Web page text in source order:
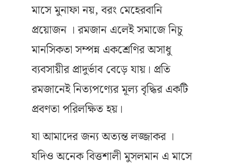
মাসে মুনাফা নয়, বরং মেহেরবানি
প্রয়োজন । রমজান এলেই সমাজে নিচু
মানসিকতা সম্পন্ন একশ্রেণির অসাধু
ব্যবসায়ীর প্রাদুর্ভাব বেড়ে যায়। প্রতি
রমজানেই নিত্যপণ্যের মূল্য বৃদ্ধির একটি
প্রবণতা পরিলক্ষিত হয়।
যা আমাদের জন্য অত্যন্ত লজ্জাকর ।
যদিও অনেক বিত্তশালী মুসলমান এ মাসে